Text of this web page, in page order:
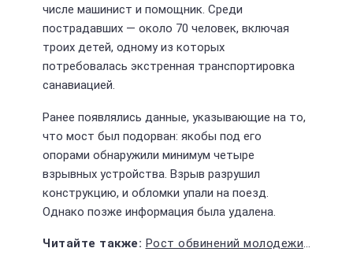
числе машинист и помощник. Среди
пострадавших — около 70 человек, включая
троих детей, одному из которых
потребовалась экстренная транспортировка
санавиацией.
Ранее появлялись данные, указывающие на то,
что мост был подорван: якобы под его
опорами обнаружили минимум четыре
взрывных устройства. Взрыв разрушил
конструкцию, и обломки упали на поезд.
Однако позже информация была удалена.
Рост обвинений молодежи в терроризме: правозащитники бьют тревогу